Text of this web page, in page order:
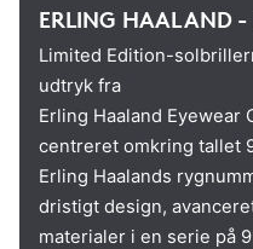
ERLING HAALAND -
Limited Edition-
udtryk fra
Erling Haaland
centreret omkring tallet
Erling Haalands
dristigt design,
materialer i en serie på